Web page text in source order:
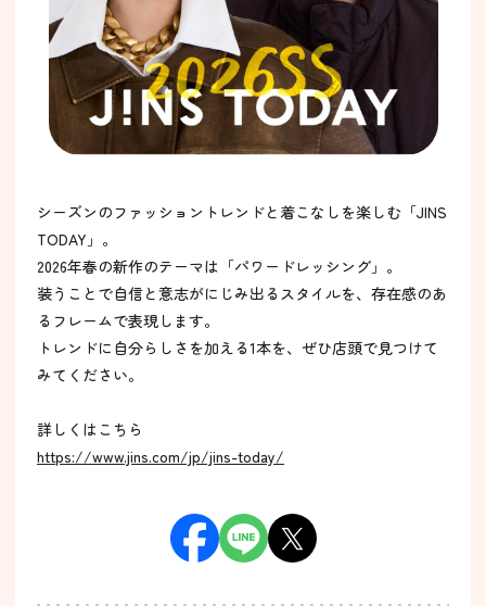
シーズンのファッショントレンドと着こなしを楽しむ「JINS
TODAY」。
2026年春の新作のテーマは「パワードレッシング」。
装うことで自信と意志がにじみ出るスタイルを、存在感のあ
るフレームで表現します。
トレンドに自分らしさを加える1本を、ぜひ店頭で見つけて
みてください。
詳しくはこちら
https://www.jins.com/jp/jins-today/